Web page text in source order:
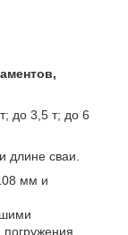
до 3,5 т; до 6
длине сваи.
мм и